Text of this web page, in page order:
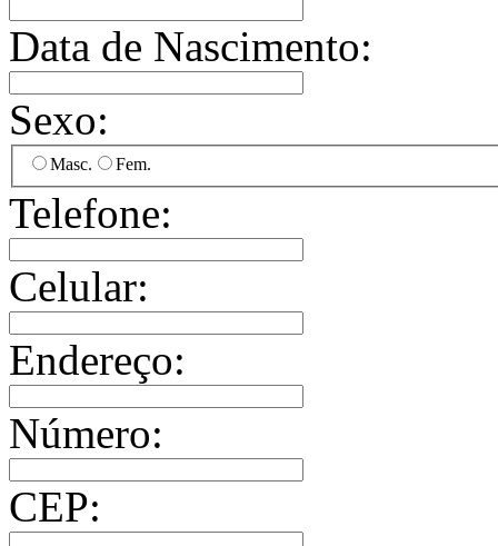
Data de Nascimento:
Sexo:
Masc. Fem.
Telefone:
Celular:
Endereço:
Número:
CEP: